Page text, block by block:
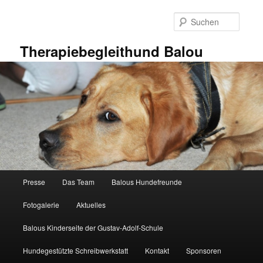
Therapiebegleithund Balou
Presse Das Team Balous Hundefreunde
Fotogalerie Aktuelles
Balous Kinderseite der Gustav-Adolf-Schule
Hundegestützte Schreibwerkstatt Kontakt Sponsoren